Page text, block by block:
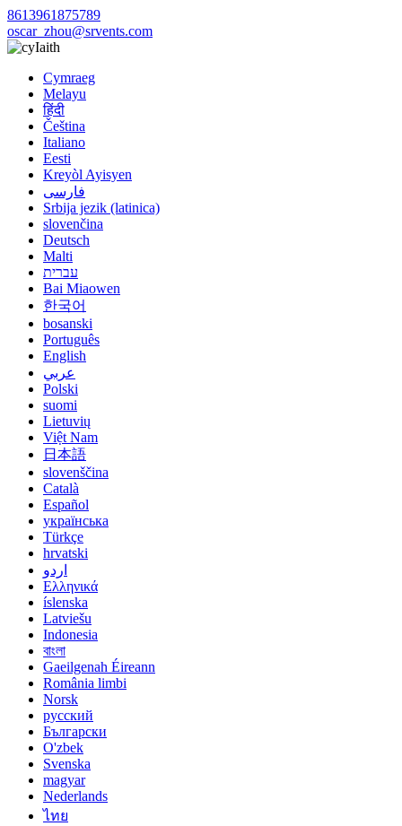
8613961875789
oscar_zhou@srvents.com
Iaith
Cymraeg
Melayu
हिंदी
Čeština
Italiano
Eesti
Kreyòl Ayisyen
فارسی
Srbija jezik (latinica)
slovenčina
Deutsch
Malti
עברית
Bai Miaowen
한국어
bosanski
Português
English
عربي
Polski
suomi
Lietuvių
Việt Nam
日本語
slovenščina
Català
Español
українська
Türkçe
hrvatski
اردو
Ελληνικά
íslenska
Latviešu
Indonesia
বাংলা
Gaeilgenah Éireann
România limbi
Norsk
русский
Български
O'zbek
Svenska
magyar
Nederlands
ไทย